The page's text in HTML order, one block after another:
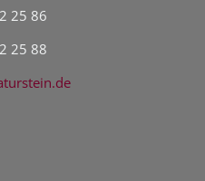
25 86
25 88